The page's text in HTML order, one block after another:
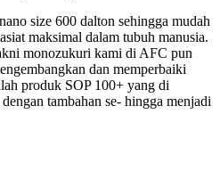
size 600 dalton sehingga mudah
maksimal dalam tubuh manusia.
monozukuri kami di AFC pun
dan memperbaiki
produk SOP 100+ yang di
tambahan se- hingga menjadi